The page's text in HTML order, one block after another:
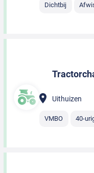
Dichtbij
Uithuizen
VMBO 40-